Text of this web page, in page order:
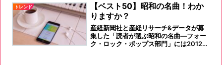
トレンド
【ベスト50】昭和の名曲！わか
りますか？
産経新聞社と産経リサーチ&データが募
集した「読者が選ぶ昭和の名曲―フォー
ク・ロック・ポップス部門」には2012人